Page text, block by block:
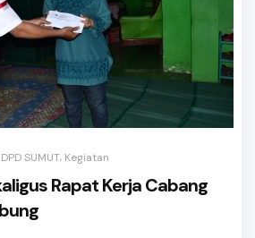
DPD SUMUT, Kegiatan
Rapat Kerja Cabang